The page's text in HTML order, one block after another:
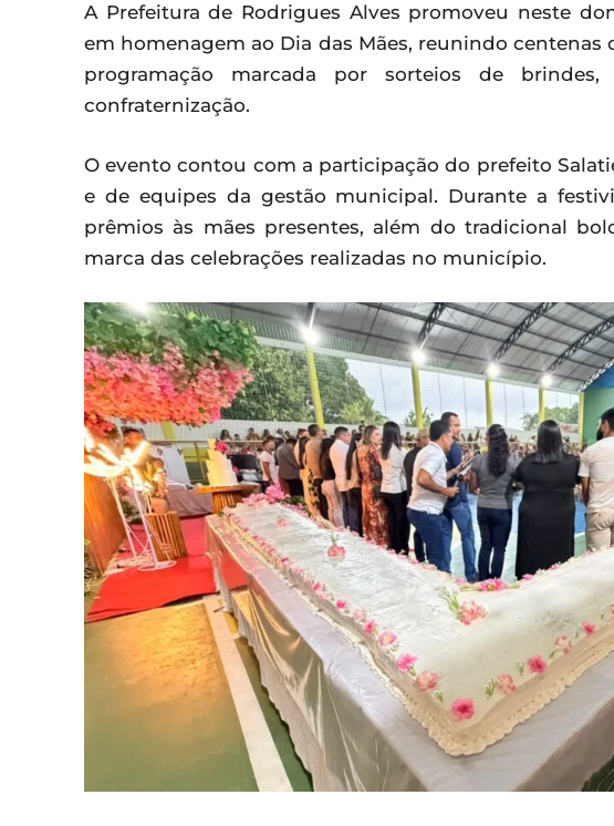
A Prefeitura de Rodrigues Alves promoveu neste
em homenagem ao Dia das Mães, reunindo
programação marcada por sorteios de
confraternização.
O evento contou com a participação do prefeito
e de equipes da gestão municipal. Durante a
prêmios às mães presentes, além do tradicional
marca das celebrações realizadas no município.